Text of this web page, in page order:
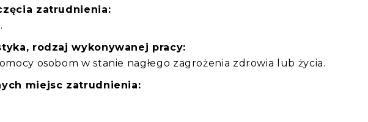
zatrudnienia:
rodzaj wykonywanej pracy:
osobom w stanie nagłego zagrożenia zdrowia lub życia.
miejsc zatrudnienia: